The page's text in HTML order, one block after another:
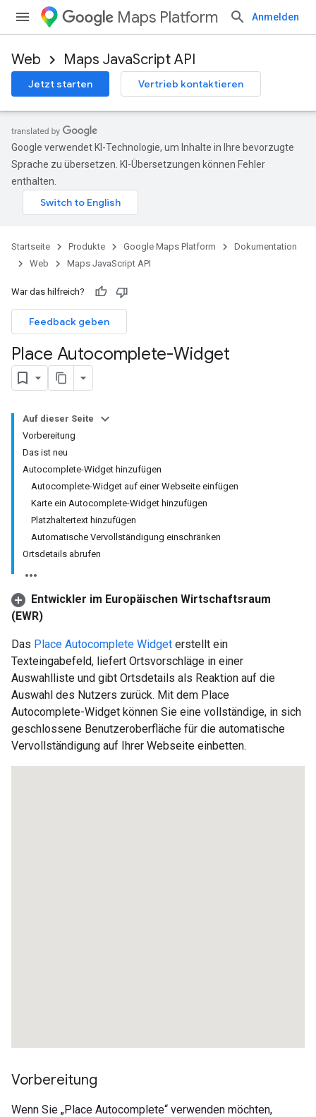
Maps Platform Anmelden
Web Maps JavaScript API
Jetzt starten Vertrieb kontaktieren
Google verwendet KI-Technologie, um Inhalte in Ihre bevorzugte
Sprache zu übersetzen. KI-Übersetzungen können Fehler
enthalten.
Startseite Produkte Google Maps Platform
Dokumentation
Web
Maps JavaScript API
War das hilfreich?
Feedback geben
Place Autocomplete-Widget
Auf dieser Seite
Vorbereitung
Das ist neu
Autocomplete-Widget hinzufügen
Autocomplete-Widget auf einer Webseite einfügen
Karte ein Autocomplete-Widget hinzufügen
Platzhaltertext hinzufügen
Automatische Vervollständigung einschränken
Ortsdetails abrufen
Entwickler im Europäischen Wirtschaftsraum
(EWR)
Das Place Autocomplete Widget erstellt ein
Texteingabefeld, liefert Ortsvorschläge in einer
Auswahlliste und gibt Ortsdetails als Reaktion auf die
Auswahl des Nutzers zurück. Mit dem Place
Autocomplete-Widget können Sie eine vollständige, in sich
geschlossene Benutzeroberfläche für die automatische
Vervollständigung auf Ihrer Webseite einbetten.
Vorbereitung
Wenn Sie „Place Autocomplete“ verwenden möchten,